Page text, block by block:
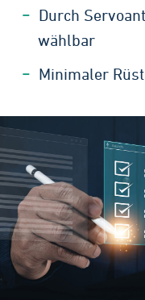
Durch
wählbar
Minimaler